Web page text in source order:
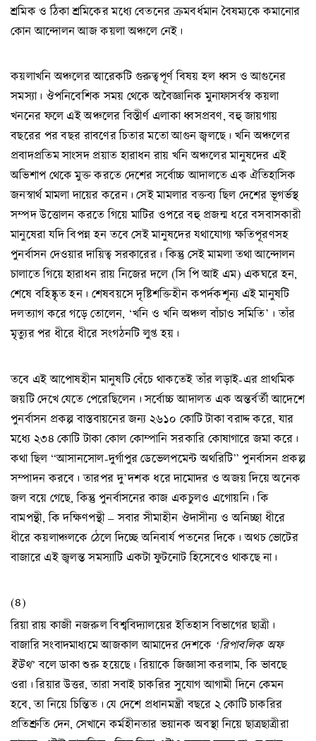
শ্রমিক ও ঠিকা শ্রমিকের মধ্যে বেতনের ক্রমবর্ধমান বৈষম্যকে কমানোর
কোন আন্দোলন আজ কয়লা অঞ্চলে নেই।
কয়লাখনি অঞ্চলের আরেকটি গুরুত্বপূর্ণ বিষয় হল ধ্বস ও আগুনের
সমস্যা। ঔপনিবেশিক সময় থেকে অবৈজ্ঞানিক মুনাফাসর্বস্ব কয়লা
খননের ফলে এই অঞ্চলের বিস্তীর্ণ এলাকা ধ্বসপ্রবণ, বহু জায়গায়
বছরের পর বছর রাবণের চিতার মতো আগুন জ্বলছে। খনি অঞ্চলের
প্রবাদপ্রতিম সাংসদ প্রয়াত হারাধন রায় খনি অঞ্চলের মানুষদের এই
অভিশাপ থেকে মুক্ত করতে দেশের সর্বোচ্চ আদালতে এক ঐতিহাসিক
জনস্বার্থ মামলা দায়ের করেন। সেই মামলার বক্তব্য ছিল দেশের ভূগর্ভস্থ
সম্পদ উত্তোলন করতে গিয়ে মাটির ওপরে বহু প্রজন্ম ধরে বসবাসকারী
মানুষেরা যদি বিপন্ন হন তবে সেই মানুষদের যথাযোগ্য ক্ষতিপূরণসহ
পুনর্বাসন দেওয়ার দায়িত্ব সরকারের। কিন্তু সেই মামলা তথা আন্দোলন
চালাতে গিয়ে হারাধন রায় নিজের দলে (সি পি আই এম) একঘরে হন,
শেষে বহিষ্কৃত হন। শেষবয়সে দৃষ্টিশক্তিহীন কপর্দকশূন্য এই মানুষটি
দলত্যাগ করে গড়ে তোলেন, ‘খনি ও খনি অঞ্চল বাঁচাও সমিতি’। তাঁর
মৃত্যুর পর ধীরে ধীরে সংগঠনটি লুপ্ত হয়।
তবে এই আপোষহীন মানুষটি বেঁচে থাকতেই তাঁর লড়াই-এর প্রাথমিক
জয়টি দেখে যেতে পেরেছিলেন। সর্বোচ্চ আদালত এক অন্তর্বর্তী আদেশে
পুনর্বাসন প্রকল্প বাস্তবায়নের জন্য ২৬১০ কোটি টাকা বরাদ্দ করে, যার
মধ্যে ২৩৪ কোটি টাকা কোল কোম্পানি সরকারি কোষাগারে জমা করে।
কথা ছিল “আসানসোল-দুর্গাপুর ডেভেলপমেন্ট অথরিটি” পুনর্বাসন প্রকল্প
সম্পাদন করবে। তারপর দু’দশক ধরে দামোদর ও অজয় দিয়ে অনেক
জল বয়ে গেছে, কিন্তু পুনর্বাসনের কাজ একচুলও এগোয়নি। কি
বামপন্থী, কি দক্ষিণপন্থী – সবার সীমাহীন ঔদাসীন্য ও অনিচ্ছা ধীরে
ধীরে কয়লাঞ্চলকে ঠেলে দিচ্ছে অনিবার্য পতনের দিকে। অথচ ভোটের
বাজারে এই জ্বলন্ত সমস্যাটি একটা ফুটনোট হিসেবেও থাকছে না।
(৪)
রিয়া রায় কাজী নজরুল বিশ্ববিদ্যালয়ের ইতিহাস বিভাগের ছাত্রী।
বাজারি সংবাদমাধ্যমে আজকাল আমাদের দেশকে ‘রিপাবলিক অফ
ইউথ’ বলে ডাকা শুরু হয়েছে। রিয়াকে জিজ্ঞাসা করলাম, কি ভাবছে
ওরা। রিয়ার উত্তর, তারা সবাই চাকরির সুযোগ আগামী দিনে কেমন
হবে, তা নিয়ে চিন্তিত। যে দেশে প্রধানমন্ত্রী বছরে ২ কোটি চাকরির
প্রতিশ্রুতি দেন, সেখানে কর্মহীনতার ভয়ানক অবস্থা নিয়ে ছাত্রছাত্রীরা